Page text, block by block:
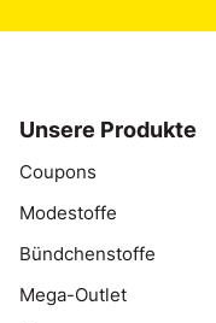
Unsere Produkte
Coupons
Modestoffe
Bündchenstoffe
Mega-Outlet